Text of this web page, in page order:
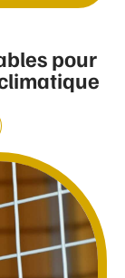
pour